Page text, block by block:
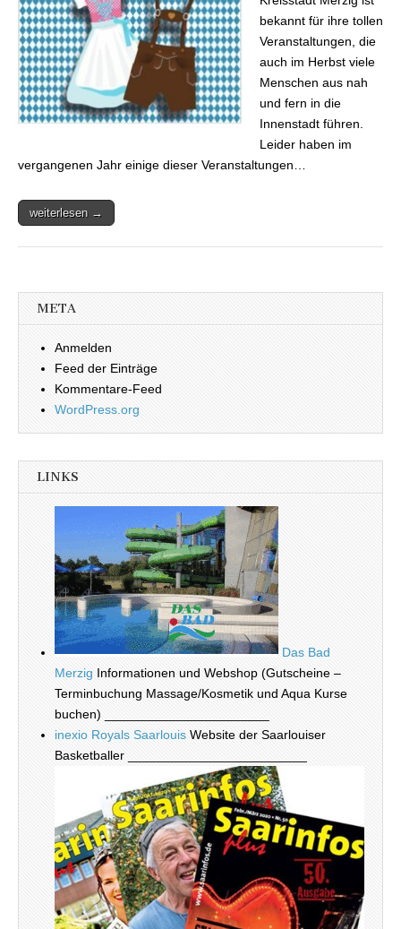
bekannt für ihre tollen
Veranstaltungen, die
auch im Herbst viele
Menschen aus nah
und fern in die
Innenstadt führen.
Leider haben im
vergangenen Jahr einige dieser Veranstaltungen…
weiterlesen →
META
Anmelden
Feed der Einträge
Kommentare-Feed
WordPress.org
LINKS
Das Bad
Merzig Informationen und Webshop (Gutscheine –
Terminbuchung Massage/Kosmetik und Aqua Kurse
buchen) _______________________
inexio Royals Saarlouis Website der Saarlouiser
Basketballer _________________________